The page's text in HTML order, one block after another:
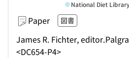
Paper 図書
James R. Fichter, editor.
<DC654-P4>
National Diet